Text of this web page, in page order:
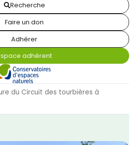
Recherche
Faire un don
Adhérer
adhérent
du Circuit des tourbières à